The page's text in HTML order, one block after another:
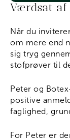
Værdsat af
Når du
om mere end
sig tryg
stofprøver til
Peter og
positive
faglighed,
For Peter er